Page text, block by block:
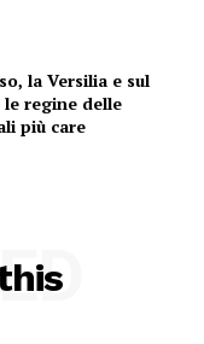
la Versilia e sul
regine delle
più care